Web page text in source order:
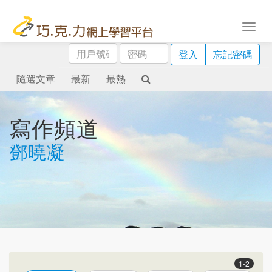
用
戶
號
碼
密
碼
登入
忘記密碼
隨選文章
最新 最熱
寫作頻道
鄧曉凝
1-2